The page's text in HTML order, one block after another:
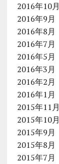
2016年10月
2016年9月
2016年8月
2016年7月
2016年5月
2016年3月
2016年2月
2016年1月
2015年11月
2015年10月
2015年9月
2015年8月
2015年7月